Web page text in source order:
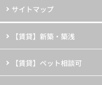
サイトマップ
【賃貸】新築・築浅
【賃貸】ペット相談可